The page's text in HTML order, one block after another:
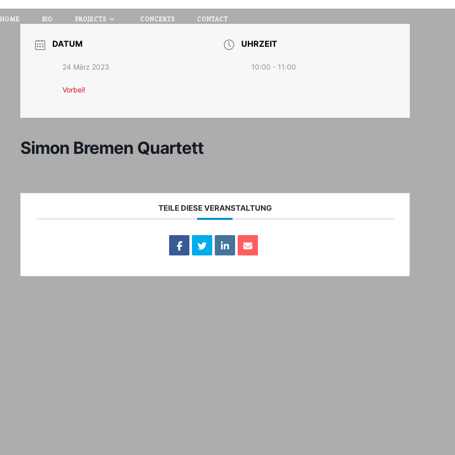
HOME BIO PROJECTS CONCERTS CONTACT
DATUM
24 März 2023
Vorbei!
UHRZEIT
10:00 - 11:00
Simon Bremen Quartett
TEILE DIESE VERANSTALTUNG